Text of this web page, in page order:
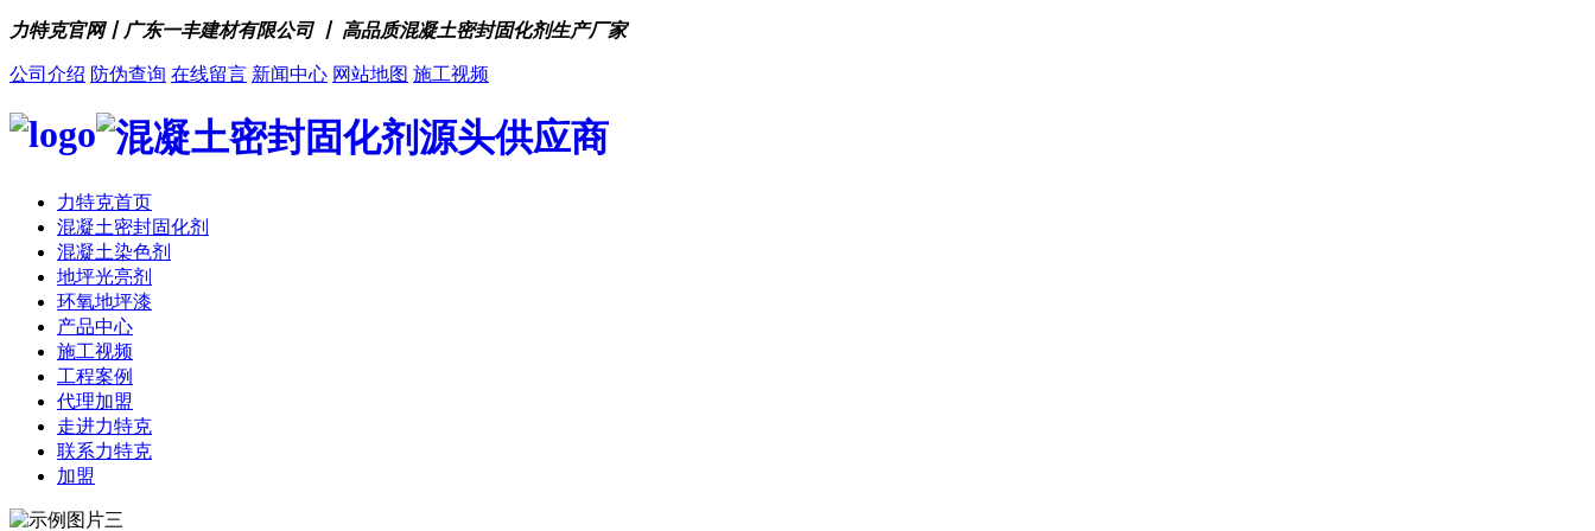
力特克官网丨广东一丰建材有限公司 丨 高品质混凝土密封固化剂生产厂家
公司介绍 防伪查询 在线留言 新闻中心 网站地图 施工视频
力特克首页
混凝土密封固化剂
混凝土染色剂
地坪光亮剂
环氧地坪漆
产品中心
施工视频
工程案例
代理加盟
走进力特克
联系力特克
加盟